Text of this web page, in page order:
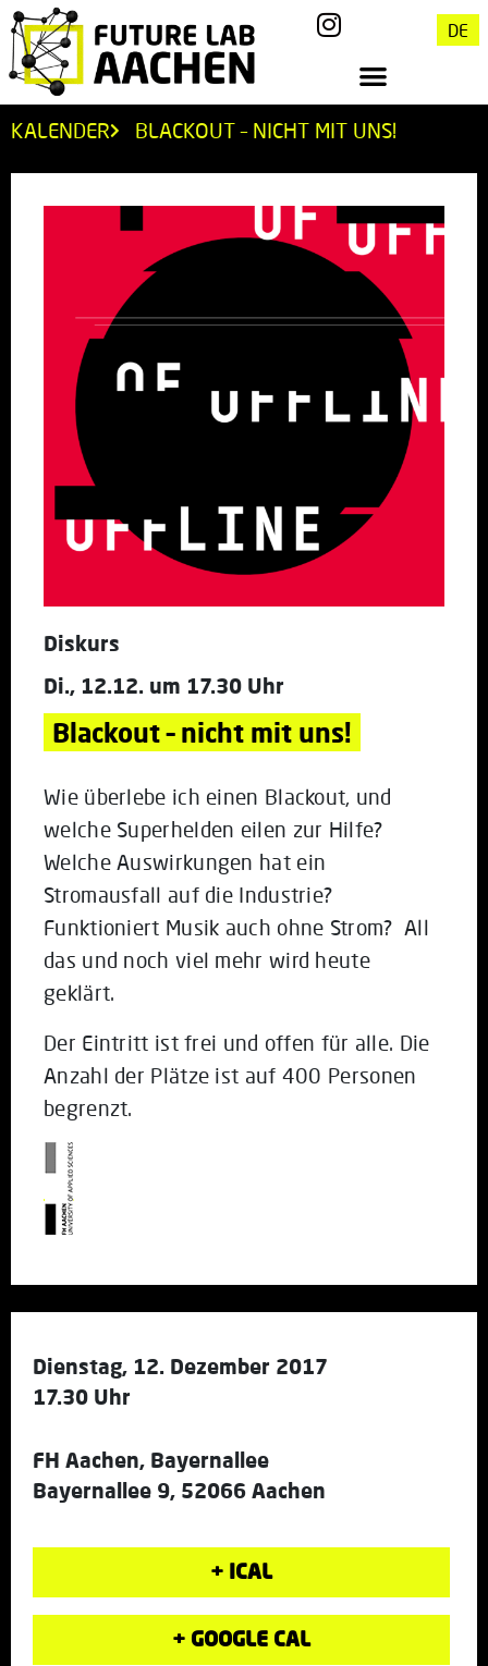
DE
KALENDER BLACKOUT – NICHT MIT UNS!
Diskurs
Di., 12.12. um 17.30 Uhr
Blackout – nicht mit uns!
Wie überlebe ich einen Blackout, und
welche Superhelden eilen zur Hilfe?
Welche Auswirkungen hat ein
Stromausfall auf die Industrie?
Funktioniert Musik auch ohne Strom? All
das und noch viel mehr wird heute
geklärt.
Der Eintritt ist frei und offen für alle. Die
Anzahl der Plätze ist auf 400 Personen
begrenzt.
Dienstag, 12. Dezember 2017
17.30 Uhr
FH Aachen, Bayernallee
Bayernallee 9, 52066 Aachen
+ ICAL
+ GOOGLE CAL